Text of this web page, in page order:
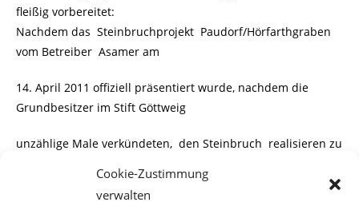
Cookie-Zustimmung
verwalten
fleißig vorbereitet:
Nachdem das Steinbruchprojekt Paudorf/Hörfarthgraben
vom Betreiber Asamer am
14. April 2011 offiziell präsentiert wurde, nachdem die
Grundbesitzer im Stift Göttweig
unzählige Male verkündeten, den Steinbruch realisieren zu